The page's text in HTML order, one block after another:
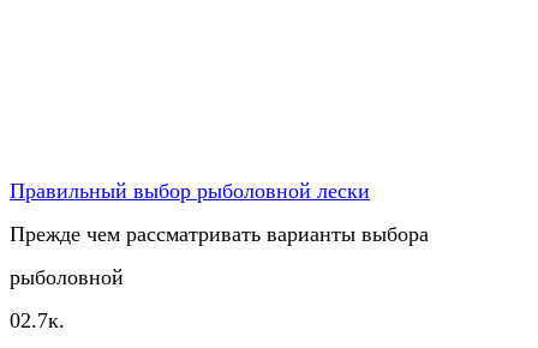
Правильный выбор рыболовной лески
Прежде чем рассматривать варианты выбора
рыболовной
02.7к.